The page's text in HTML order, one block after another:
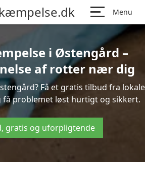
Menu
i Østengård –
af rotter nær dig
Få et gratis tilbud fra lokale
problemet løst hurtigt og sikkert.
gratis og uforpligtende